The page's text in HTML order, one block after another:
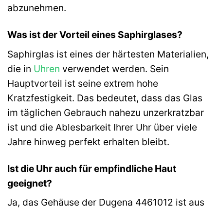
abzunehmen.
Was ist der Vorteil eines Saphirglases?
Saphirglas ist eines der härtesten Materialien,
die in Uhren verwendet werden. Sein
Hauptvorteil ist seine extrem hohe
Kratzfestigkeit. Das bedeutet, dass das Glas
im täglichen Gebrauch nahezu unzerkratzbar
ist und die Ablesbarkeit Ihrer Uhr über viele
Jahre hinweg perfekt erhalten bleibt.
Ist die Uhr auch für empfindliche Haut
geeignet?
Ja, das Gehäuse der Dugena 4461012 ist aus